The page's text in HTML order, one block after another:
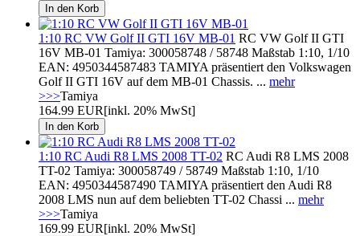
1:10 RC VW Golf II GTI 16V MB-01 RC VW Golf II GTI
16V MB-01 Tamiya: 300058748 / 58748 Maßstab 1:10, 1/10
EAN: 4950344587483 TAMIYA präsentiert den Volkswagen
Golf II GTI 16V auf dem MB-01 Chassis. ... mehr
>>>Tamiya
164.99 EUR[inkl. 20% MwSt]
1:10 RC Audi R8 LMS 2008 TT-02 RC Audi R8 LMS 2008
TT-02 Tamiya: 300058749 / 58749 Maßstab 1:10, 1/10
EAN: 4950344587490 TAMIYA präsentiert den Audi R8
2008 LMS nun auf dem beliebten TT-02 Chassi ... mehr
>>>Tamiya
169.99 EUR[inkl. 20% MwSt]